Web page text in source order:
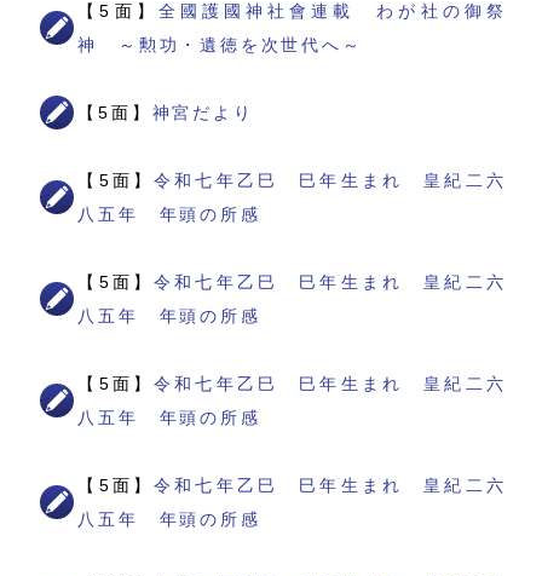
【5面】 全國護國神社會連載 わが社の御祭
神 ～勲功・遺徳を次世代へ～
【5面】 神宮だより
【5面】令和七年乙巳 巳年生まれ 皇紀二六
八五年 年頭の所感
【5面】令和七年乙巳 巳年生まれ 皇紀二六
八五年 年頭の所感
【5面】令和七年乙巳 巳年生まれ 皇紀二六
八五年 年頭の所感
【5面】令和七年乙巳 巳年生まれ 皇紀二六
八五年 年頭の所感